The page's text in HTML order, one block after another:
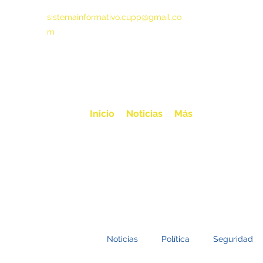
sistemainformativo.cupp@gmail.co
m
Inicio Noticias Más
Noticias Política Seguridad